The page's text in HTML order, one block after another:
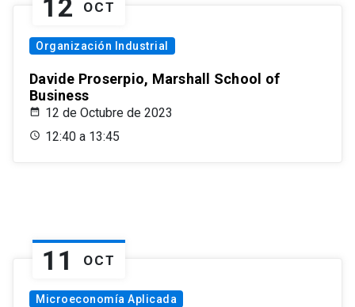
12 OCT
Organización Industrial
Davide Proserpio, Marshall School of
Business
12 de Octubre de 2023
12:40 a 13:45
11 OCT
Microeconomía Aplicada